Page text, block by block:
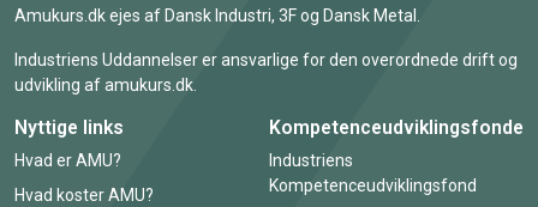
Amukurs.dk ejes af Dansk Industri, 3F og Dansk Metal.
Industriens Uddannelser er ansvarlige for den overordnede drift og
udvikling af amukurs.dk.
Nyttige links
Hvad er AMU?
Hvad koster AMU?
Kompetenceudviklingsfonde
Industriens
Kompetenceudviklingsfond